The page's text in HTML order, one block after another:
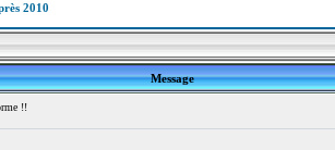
2010
Message
!!